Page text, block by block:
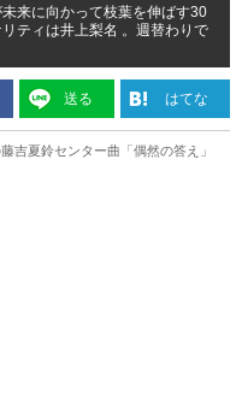
来に向かって枝葉を伸ばす30
ティは井上梨名 。週替わりで
送る はてな
吉夏鈴センター曲「偶然の答え」